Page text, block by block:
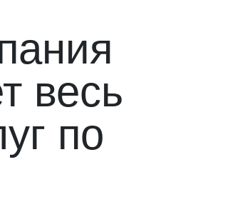
уборка квартиры
весь
по